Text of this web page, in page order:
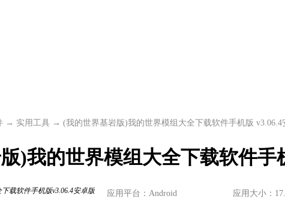
→ 实用工具 → (我的世界基岩版)我的世界模组大全下载软件手机版 v3.06.4
)我的世界模组大全下载软件手
应用平台：Android
应用大小：